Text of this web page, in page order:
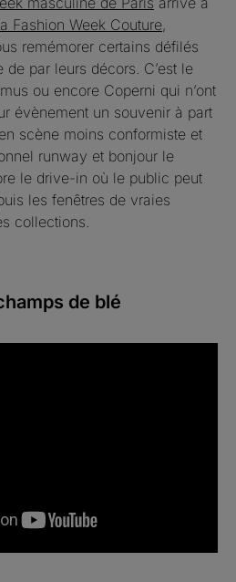
Fashion Week Couture,
remémorer certains défilés
par leurs décors. C’est le
ou encore Coperni qui n’ont
évènement un souvenir à part
scène moins conformiste et
runway et bonjour le
le drive-in où le public peut
les fenêtres de vraies
collections.
de blé